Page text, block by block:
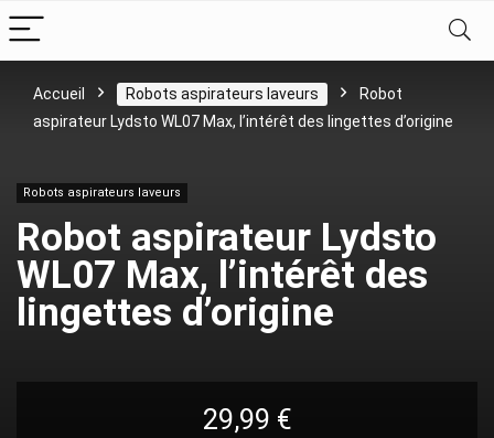
Accueil Robots aspirateurs laveurs
Robot
aspirateur Lydsto WL07 Max, l’intérêt des lingettes d’origine
Robots aspirateurs laveurs
Robot aspirateur Lydsto
WL07 Max, l’intérêt des
lingettes d’origine
29,99 €